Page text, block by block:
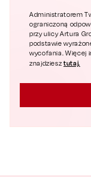
Administratorem
ograniczoną
przy ulicy Artura
podstawie
wycofania. Więcej
znajdziesztutaj.